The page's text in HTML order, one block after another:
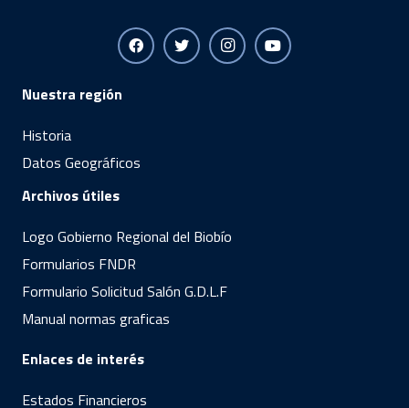
Nuestra región
Historia
Datos Geográficos
Archivos útiles
Logo Gobierno Regional del Biobío
Formularios FNDR
Formulario Solicitud Salón G.D.L.F
Manual normas graficas
Enlaces de interés
Estados Financieros